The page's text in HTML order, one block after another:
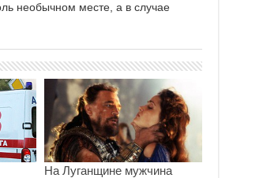
необычном месте, а в случае
На Луганщине мужчина